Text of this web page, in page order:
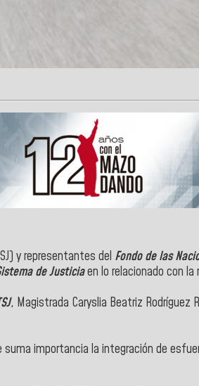
y representantes del Fondo de las
de Justiciaen lo relacionado con
, Magistrada Caryslia Beatriz Rodríguez
importancia la integración de